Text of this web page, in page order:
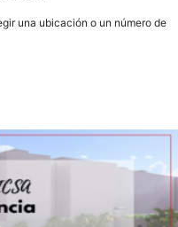
una ubicación o un número de